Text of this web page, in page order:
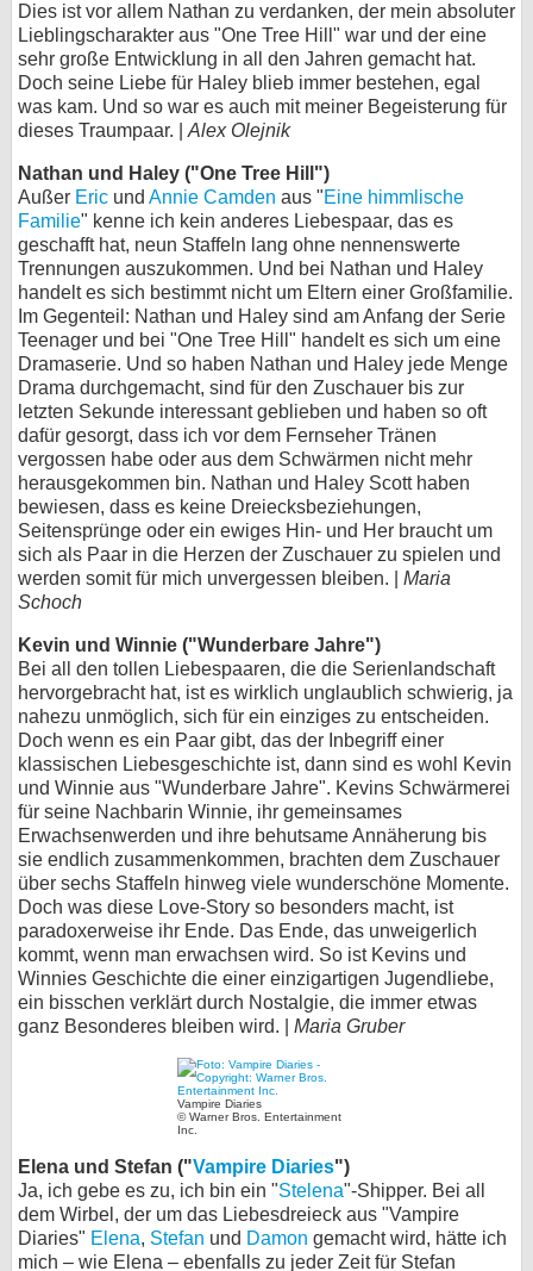
Dies ist vor allem Nathan zu verdanken, der mein absoluter
Lieblingscharakter aus "One Tree Hill" war und der eine
sehr große Entwicklung in all den Jahren gemacht hat.
Doch seine Liebe für Haley blieb immer bestehen, egal
was kam. Und so war es auch mit meiner Begeisterung für
dieses Traumpaar. | Alex Olejnik
Nathan und Haley ("One Tree Hill")
Außer Eric und Annie Camden aus "Eine himmlische
Familie" kenne ich kein anderes Liebespaar, das es
geschafft hat, neun Staffeln lang ohne nennenswerte
Trennungen auszukommen. Und bei Nathan und Haley
handelt es sich bestimmt nicht um Eltern einer Großfamilie.
Im Gegenteil: Nathan und Haley sind am Anfang der Serie
Teenager und bei "One Tree Hill" handelt es sich um eine
Dramaserie. Und so haben Nathan und Haley jede Menge
Drama durchgemacht, sind für den Zuschauer bis zur
letzten Sekunde interessant geblieben und haben so oft
dafür gesorgt, dass ich vor dem Fernseher Tränen
vergossen habe oder aus dem Schwärmen nicht mehr
herausgekommen bin. Nathan und Haley Scott haben
bewiesen, dass es keine Dreiecksbeziehungen,
Seitensprünge oder ein ewiges Hin- und Her braucht um
sich als Paar in die Herzen der Zuschauer zu spielen und
werden somit für mich unvergessen bleiben. | Maria
Schoch
Kevin und Winnie ("Wunderbare Jahre")
Bei all den tollen Liebespaaren, die die Serienlandschaft
hervorgebracht hat, ist es wirklich unglaublich schwierig, ja
nahezu unmöglich, sich für ein einziges zu entscheiden.
Doch wenn es ein Paar gibt, das der Inbegriff einer
klassischen Liebesgeschichte ist, dann sind es wohl Kevin
und Winnie aus "Wunderbare Jahre". Kevins Schwärmerei
für seine Nachbarin Winnie, ihr gemeinsames
Erwachsenwerden und ihre behutsame Annäherung bis
sie endlich zusammenkommen, brachten dem Zuschauer
über sechs Staffeln hinweg viele wunderschöne Momente.
Doch was diese Love-Story so besonders macht, ist
paradoxerweise ihr Ende. Das Ende, das unweigerlich
kommt, wenn man erwachsen wird. So ist Kevins und
Winnies Geschichte die einer einzigartigen Jugendliebe,
ein bisschen verklärt durch Nostalgie, die immer etwas
ganz Besonderes bleiben wird. | Maria Gruber
Vampire Diaries
© Warner Bros. Entertainment
Inc.
Elena und Stefan ("Vampire Diaries")
Ja, ich gebe es zu, ich bin ein "Stelena"-Shipper. Bei all
dem Wirbel, der um das Liebesdreieck aus "Vampire
Diaries" Elena, Stefan und Damon gemacht wird, hätte ich
mich – wie Elena – ebenfalls zu jeder Zeit für Stefan